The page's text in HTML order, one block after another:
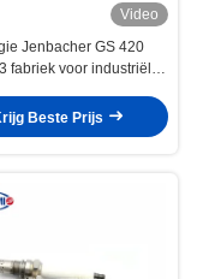
Video
Jenbacher GS 420
fabriek voor industriële
Beste Prijs